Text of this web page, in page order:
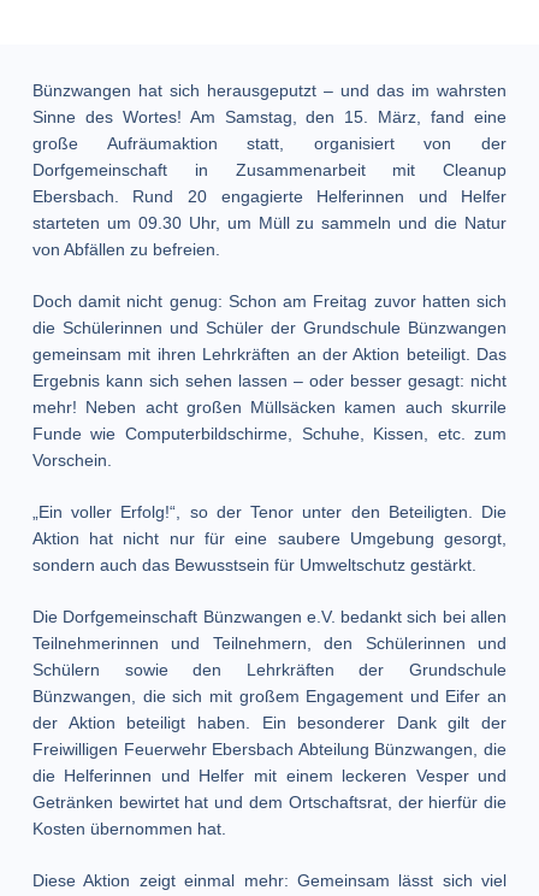
Bünzwangen hat sich herausgeputzt – und das im wahrsten
Sinne des Wortes! Am Samstag, den 15. März, fand eine
große Aufräumaktion statt, organisiert von der
Dorfgemeinschaft in Zusammenarbeit mit Cleanup
Ebersbach. Rund 20 engagierte Helferinnen und Helfer
starteten um 09.30 Uhr, um Müll zu sammeln und die Natur
von Abfällen zu befreien.
Doch damit nicht genug: Schon am Freitag zuvor hatten sich
die Schülerinnen und Schüler der Grundschule Bünzwangen
gemeinsam mit ihren Lehrkräften an der Aktion beteiligt. Das
Ergebnis kann sich sehen lassen – oder besser gesagt: nicht
mehr! Neben acht großen Müllsäcken kamen auch skurrile
Funde wie Computerbildschirme, Schuhe, Kissen, etc. zum
Vorschein.
„Ein voller Erfolg!“, so der Tenor unter den Beteiligten. Die
Aktion hat nicht nur für eine saubere Umgebung gesorgt,
sondern auch das Bewusstsein für Umweltschutz gestärkt.
Die Dorfgemeinschaft Bünzwangen e.V. bedankt sich bei allen
Teilnehmerinnen und Teilnehmern, den Schülerinnen und
Schülern sowie den Lehrkräften der Grundschule
Bünzwangen, die sich mit großem Engagement und Eifer an
der Aktion beteiligt haben. Ein besonderer Dank gilt der
Freiwilligen Feuerwehr Ebersbach Abteilung Bünzwangen, die
die Helferinnen und Helfer mit einem leckeren Vesper und
Getränken bewirtet hat und dem Ortschaftsrat, der hierfür die
Kosten übernommen hat.
Diese Aktion zeigt einmal mehr: Gemeinsam lässt sich viel